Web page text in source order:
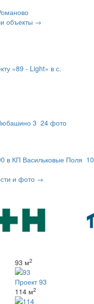
объекты →
«89 - Light» в с.
3 24 фото
в КП Васильковые Поля 10
и фото →
93 м2
Проект 93
114 м2